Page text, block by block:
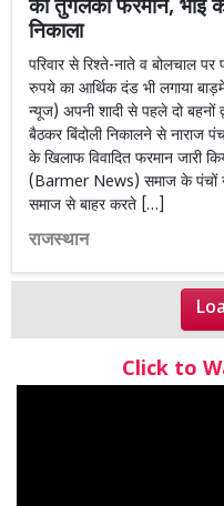
का तुगलकी फरमान, भाई
निकाला
परिवार से रिश्ते-नाते व बोलचाल पर
रुपये का आर्थिक दंड भी लगाया
न्यूज) अपनी शादी से पहले दो बहनों
बैठकर बिंदोली निकालने से नाराज
के खिलाफ विवादित फरमान जारी
(Barmer News) समाज के पंचों ने
समाज से बाहर करते […]
राजस्थान
Click to